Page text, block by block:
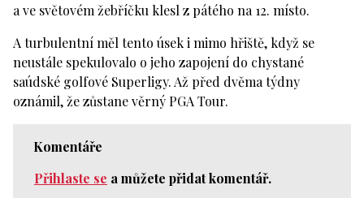
a ve světovém žebříčku klesl z pátého na 12. místo.
A turbulentní měl tento úsek i mimo hřiště, když se
neustále spekulovalo o jeho zapojení do chystané
saúdské golfové Superligy. Až před dvěma týdny
oznámil, že zůstane věrný PGA Tour.
Komentáře
Přihlaste se a můžete přidat komentář.